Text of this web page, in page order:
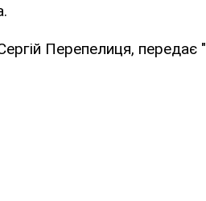
Перепелиця, передає "